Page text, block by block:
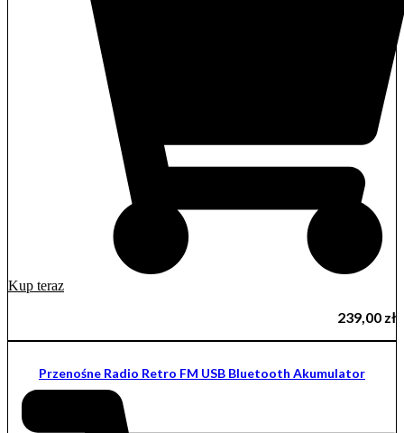
Kup teraz
239,00 zł
Przenośne Radio Retro FM USB Bluetooth Akumulator